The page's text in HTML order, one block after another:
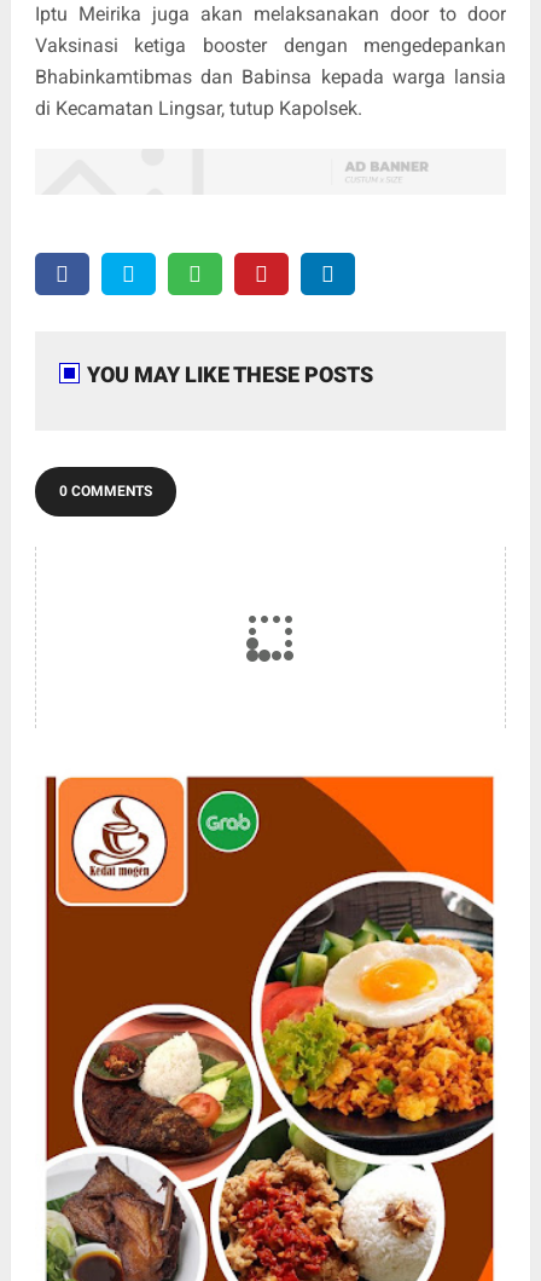
Iptu Meirika juga akan melaksanakan door to door
Vaksinasi ketiga booster dengan mengedepankan
Bhabinkamtibmas dan Babinsa kepada warga lansia
di Kecamatan Lingsar, tutup Kapolsek.
YOU MAY LIKE THESE POSTS
0 COMMENTS